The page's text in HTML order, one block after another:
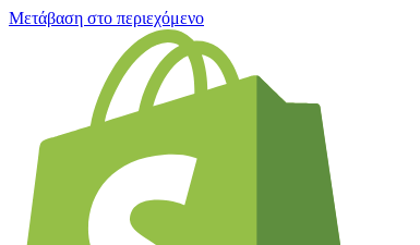
Μετάβαση στο περιεχόμενο